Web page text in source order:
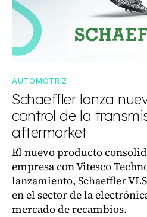
AUTOMOTRIZ
Schaeffler lanza
control de la
aftermarket
El nuevo producto
empresa con Vitesco
lanzamiento, Schaeffler
en el sector de la
mercado de recambios.